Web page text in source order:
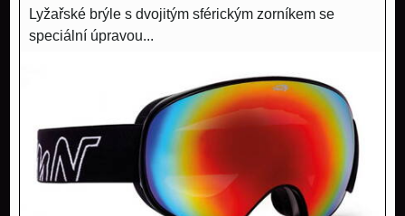
Lyžařské brýle s dvojitým sférickým zorníkem se
speciální úpravou...